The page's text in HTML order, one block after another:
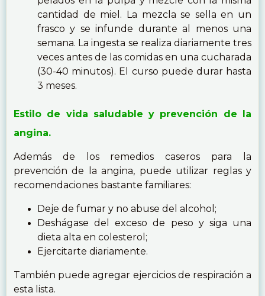
cantidad de miel. La mezcla se sella en un
frasco y se infunde durante al menos una
semana. La ingesta se realiza diariamente tres
veces antes de las comidas en una cucharada
(30-40 minutos). El curso puede durar hasta
3 meses.
Estilo de vida saludable y prevención de la
angina.
Además de los remedios caseros para la
prevención de la angina, puede utilizar reglas y
recomendaciones bastante familiares:
Deje de fumar y no abuse del alcohol;
Deshágase del exceso de peso y siga una
dieta alta en colesterol;
Ejercitarte diariamente.
También puede agregar ejercicios de respiración a
esta lista.